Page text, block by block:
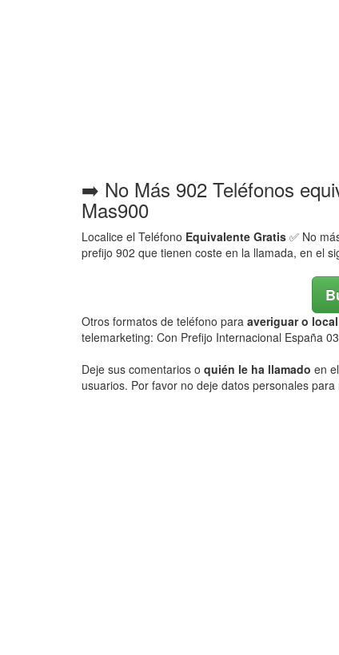
➡️ No Más 902 Teléfonos
Mas900
Localice el Teléfono Equivalente Gratis ✅ No
prefijo 902 que tienen coste en la llamada, en el
Otros formatos de teléfono para averiguar o
telemarketing: Con Prefijo Internacional España
Deje sus comentarios o quién le ha llamado en
usuarios. Por favor no deje datos personales